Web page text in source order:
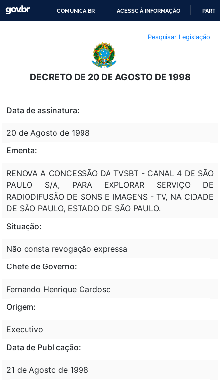
O
CONTEÚDO
COMUNICA BR ACESSO À INFORMAÇÃO
Pesquisar Legislação
DECRETO DE 20 DE AGOSTO DE 1998
Data de assinatura:
20 de Agosto de 1998
Ementa:
RENOVA A CONCESSÃO DA TVSBT - CANAL 4 DE SÃO
PAULO S/A, PARA EXPLORAR SERVIÇO DE
RADIODIFUSÃO DE SONS E IMAGENS - TV, NA CIDADE
DE SÃO PAULO, ESTADO DE SÃO PAULO.
Situação:
Não consta revogação expressa
Chefe de Governo:
Fernando Henrique Cardoso
Origem:
Executivo
Data de Publicação:
21 de Agosto de 1998